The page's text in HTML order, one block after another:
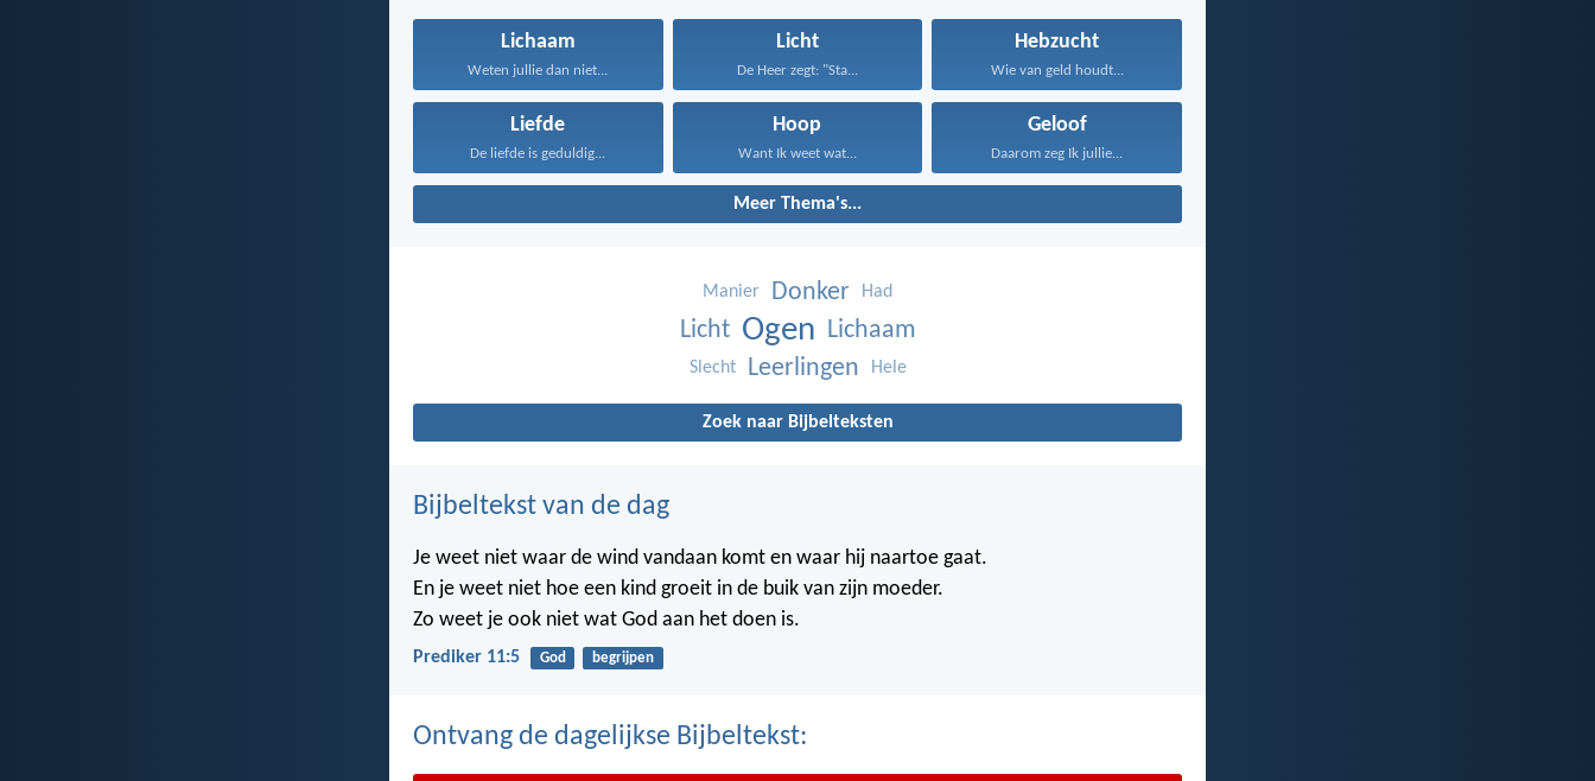
Lichaam
Weten jullie dan niet...
Licht
De Heer zegt: "Sta...
Hebzucht
Wie van geld houdt...
Liefde
De liefde is geduldig...
Hoop
Want Ik weet wat...
Geloof
Daarom zeg Ik jullie...
Meer Thema's...
Manier Donker Had
Licht Ogen Lichaam
Slecht Leerlingen Hele
Zoek naar Bijbelteksten
Bijbeltekst van de dag
Je weet niet waar de wind vandaan komt en waar hij naartoe gaat.
En je weet niet hoe een kind groeit in de buik van zijn moeder.
Zo weet je ook niet wat God aan het doen is.
Prediker 11:5 God begrijpen
Ontvang de dagelijkse Bijbeltekst: